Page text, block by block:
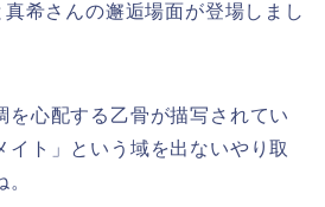
希さんの邂逅場面が登場しまし
を心配する乙骨が描写されてい
イト」という域を出ないやり取